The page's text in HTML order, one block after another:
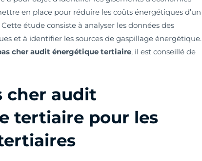
en place pour réduire les coûts énergétiques d’un
étude consiste à analyser les données des
et à identifier les sources de gaspillage énergétique.
cher audit énergétique tertiaire, il est conseillé de
cher audit
tertiaire pour les